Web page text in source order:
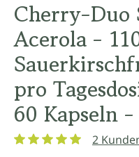
Cherry-Duo
Acerola -
pro
60 Kapseln
2